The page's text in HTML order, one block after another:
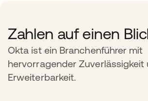
Zahlen auf einen
Okta ist ein Branchenführer mit
hervorragender Zuverlässigkeit
Erweiterbarkeit.